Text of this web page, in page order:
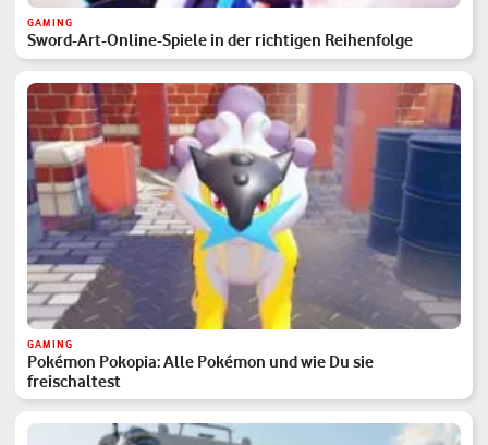
GAMING
Sword-Art-Online-Spiele in der richtigen Reihenfolge
GAMING
Pokémon Pokopia: Alle Pokémon und wie Du sie
freischaltest